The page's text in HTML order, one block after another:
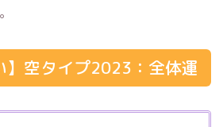
】空タイプ2023：全体運